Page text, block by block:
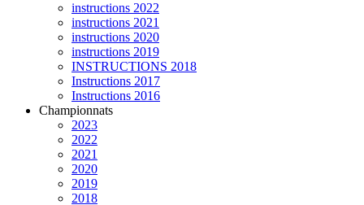
instructions 2022
instructions 2021
instructions 2020
instructions 2019
INSTRUCTIONS 2018
Instructions 2017
Instructions 2016
Championnats
2023
2022
2021
2020
2019
2018